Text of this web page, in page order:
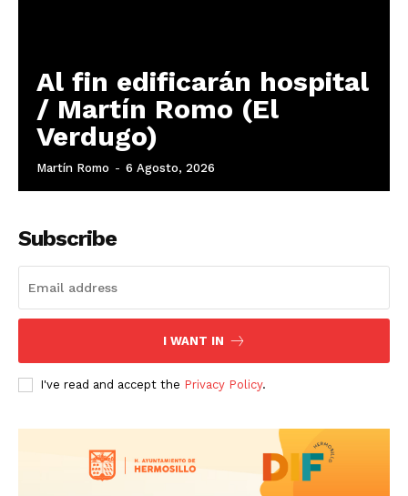
Al fin edificarán hospital
/ Martín Romo (El
Verdugo)
Martín Romo - 6 Agosto, 2026
Subscribe
I WANT IN
I've read and accept the Privacy Policy.